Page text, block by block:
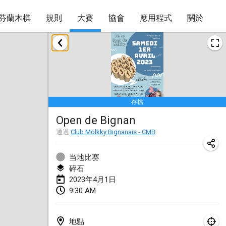
蘭木棋 規則 大賽 協會 應用程式 關於
存檔
Open de Bignan
通過 Club Mölkky Bignanais - CMB
当地比赛
碎石
2023年4月1日
9:30 AM
地點
2023年1月
LE Tournoi de Noël
2023年1月14日|法國
Indoor Polish Championship - Halowe Mistrzostwa Polski w Mölkky
2023年1月14日 |波蘭
Tournoi Mixte ASPTTOM
2023年1月21日
2023年1月28日